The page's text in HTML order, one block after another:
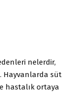
nelerdir,
Hayvanlarda süt
hastalık ortaya